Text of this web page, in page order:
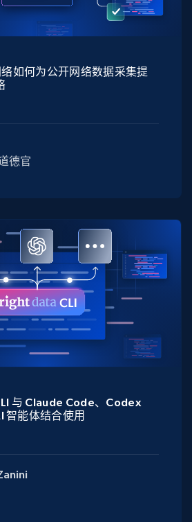
德官
如何为公开网络数据采集提
与 Claude Code、Codex
智能体结合使用